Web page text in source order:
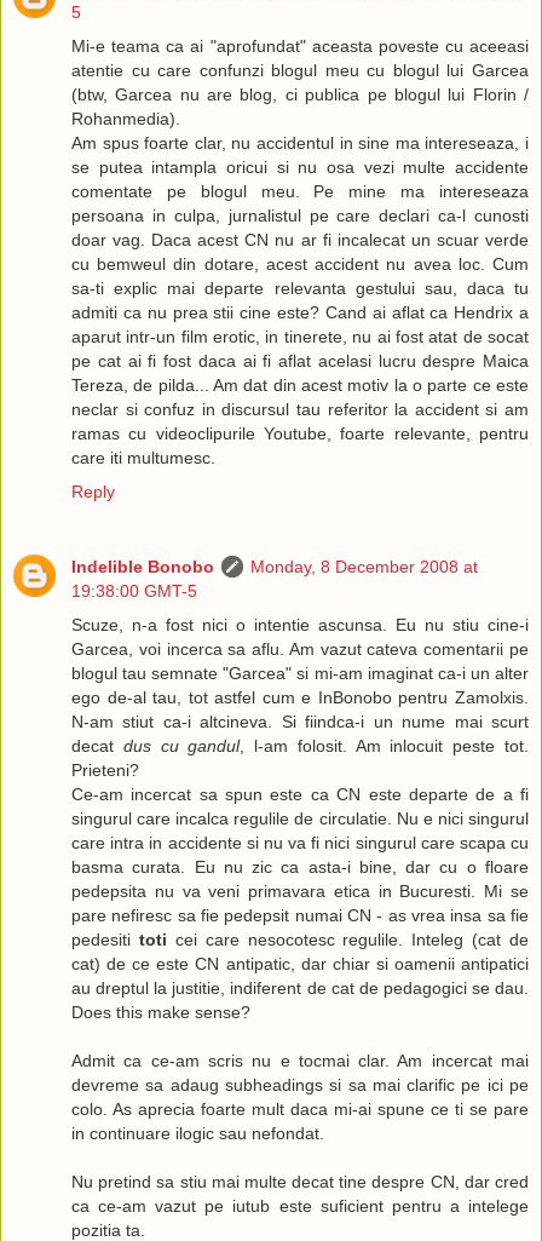
5
Mi-e teama ca ai "aprofundat" aceasta poveste cu aceeasi
atentie cu care confunzi blogul meu cu blogul lui Garcea
(btw, Garcea nu are blog, ci publica pe blogul lui Florin /
Rohanmedia).
Am spus foarte clar, nu accidentul in sine ma intereseaza, i
se putea intampla oricui si nu osa vezi multe accidente
comentate pe blogul meu. Pe mine ma intereseaza
persoana in culpa, jurnalistul pe care declari ca-l cunosti
doar vag. Daca acest CN nu ar fi incalecat un scuar verde
cu bemweul din dotare, acest accident nu avea loc. Cum
sa-ti explic mai departe relevanta gestului sau, daca tu
admiti ca nu prea stii cine este? Cand ai aflat ca Hendrix a
aparut intr-un film erotic, in tinerete, nu ai fost atat de socat
pe cat ai fi fost daca ai fi aflat acelasi lucru despre Maica
Tereza, de pilda... Am dat din acest motiv la o parte ce este
neclar si confuz in discursul tau referitor la accident si am
ramas cu videoclipurile Youtube, foarte relevante, pentru
care iti multumesc.
Reply
Indelible Bonobo
Monday, 8 December 2008 at
19:38:00 GMT-5
Scuze, n-a fost nici o intentie ascunsa. Eu nu stiu cine-i
Garcea, voi incerca sa aflu. Am vazut cateva comentarii pe
blogul tau semnate "Garcea" si mi-am imaginat ca-i un alter
ego de-al tau, tot astfel cum e InBonobo pentru Zamolxis.
N-am stiut ca-i altcineva. Si fiindca-i un nume mai scurt
decat dus cu gandul, l-am folosit. Am inlocuit peste tot.
Prieteni?
Ce-am incercat sa spun este ca CN este departe de a fi
singurul care incalca regulile de circulatie. Nu e nici singurul
care intra in accidente si nu va fi nici singurul care scapa cu
basma curata. Eu nu zic ca asta-i bine, dar cu o floare
pedepsita nu va veni primavara etica in Bucuresti. Mi se
pare nefiresc sa fie pedepsit numai CN - as vrea insa sa fie
pedesiti toti cei care nesocotesc regulile. Inteleg (cat de
cat) de ce este CN antipatic, dar chiar si oamenii antipatici
au dreptul la justitie, indiferent de cat de pedagogici se dau.
Does this make sense?
Admit ca ce-am scris nu e tocmai clar. Am incercat mai
devreme sa adaug subheadings si sa mai clarific pe ici pe
colo. As aprecia foarte mult daca mi-ai spune ce ti se pare
in continuare ilogic sau nefondat.
Nu pretind sa stiu mai multe decat tine despre CN, dar cred
ca ce-am vazut pe iutub este suficient pentru a intelege
pozitia ta.